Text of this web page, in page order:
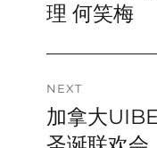
理 何笑梅
NEXT
Next
post:
加拿大